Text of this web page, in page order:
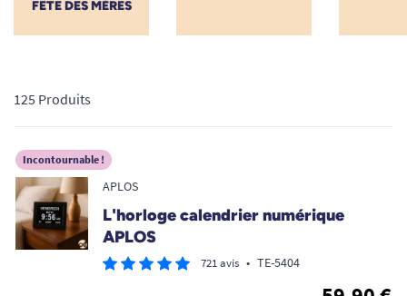
FÊTE DES MÈRES
125 Produits
Incontournable !
APLOS
L'horloge calendrier numérique
APLOS
721 avis • TE-5404